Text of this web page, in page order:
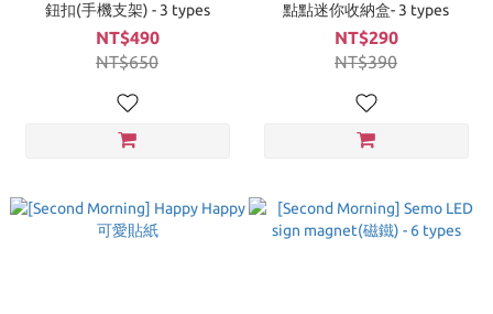
鈕扣(手機支架) - 3 types
NT$490
NT$650
點點迷你收納盒- 3 types
NT$290
NT$390